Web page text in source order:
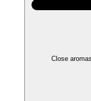
Close aromas